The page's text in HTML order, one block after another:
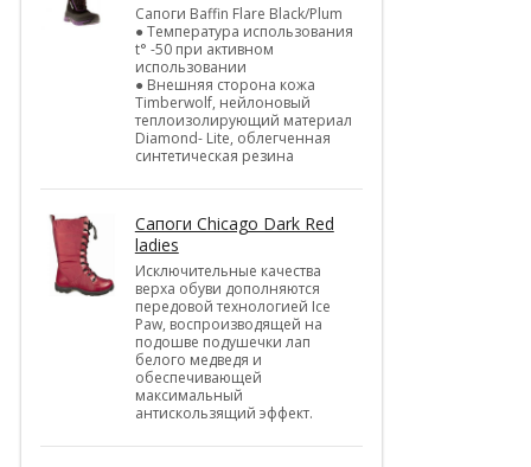
Cапоги Baffin Flare Black/Plum
● Температура использования
t° -50 при активном
использовании
● Внешняя сторона кожа
Timberwolf, нейлоновый
теплоизолирующий материал
Diamond- Lite, облегченная
синтетическая резина
Cапоги Chicago Dark Red
ladies
Исключительные качества
верха обуви дополняются
передовой технологией Ice
Paw, воспроизводящей на
подошве подушечки лап
белого медведя и
обеспечивающей
максимальный
антискользящий эффект.